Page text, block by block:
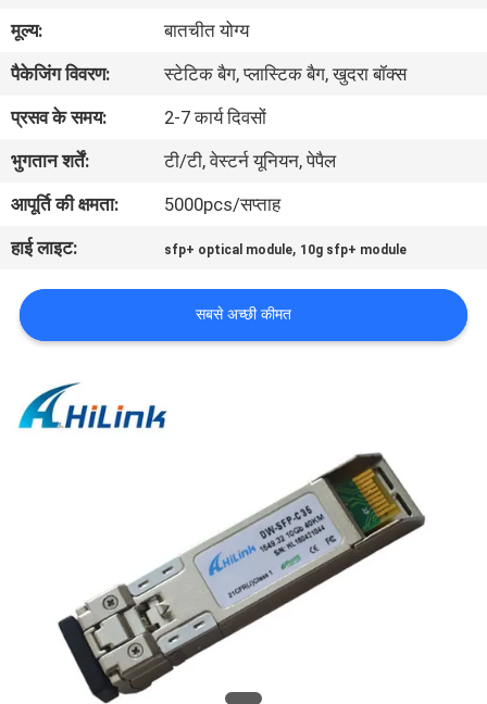
गुणवत्ता
नियंत्रण
हमसे
संपर्क
करें
समाचार
उद्धरण
गोपनीयता
मूल्य:
बातचीत योग्य
पैकेजिंग विवरण:
स्टेटिक बैग, प्लास्टिक बैग, खुदरा बॉक्स
प्रसव के समय:
2-7 कार्य दिवसों
भुगतान शर्तें:
टी/टी, वेस्टर्न यूनियन, पेपैल
आपूर्ति की क्षमता:
5000pcs/सप्ताह
हाई लाइट:
sfp+ optical module, 10g sfp+ module
सबसे अच्छी कीमत